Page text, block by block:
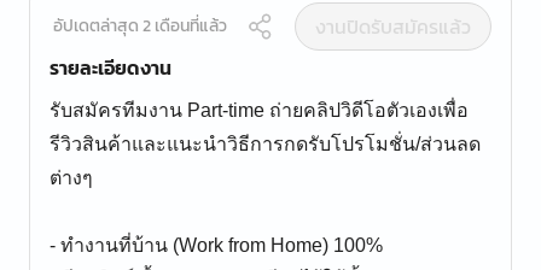
อัปเดตล่าสุด 2 เดือนที่แล้ว
งานปิดรับสมัครแล้ว
รายละเอียดงาน
รับสมัครทีมงาน Part-time ถ่ายคลิปวิดีโอตัวเองเพื่อ
รีวิวสินค้าและแนะนำวิธีการกดรับโปรโมชั่น/ส่วนลด
ต่างๆ
- ทำงานที่บ้าน (Work from Home) 100%